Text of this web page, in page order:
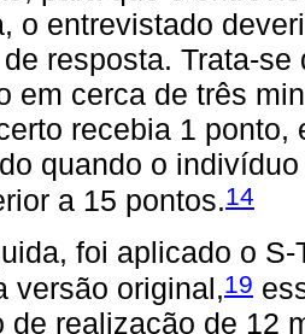
o entrevistado
resposta. Trata-
em cerca de três
recebia 1
quando o
a 15 pontos.14
foi aplicado o
versão original,19
de realização de 12